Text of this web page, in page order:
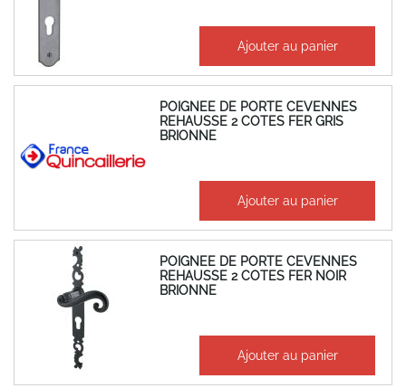
82,52 €
68,77 € Ajouter au panier
POIGNEE DE PORTE CEVENNES
REHAUSSE 2 COTES FER GRIS
BRIONNE
Ajouter au panier
POIGNEE DE PORTE CEVENNES
REHAUSSE 2 COTES FER NOIR
BRIONNE
69,55 €
57,96 € Ajouter au panier